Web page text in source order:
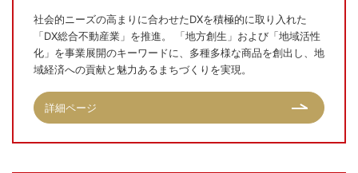
社会的ニーズの高まりに合わせたDXを積極的に取り入れた
「DX総合不動産業」を推進。 「地方創生」および「地域活性
化」を事業展開のキーワードに、多種多様な商品を創出し、地
域経済への貢献と魅力あるまちづくりを実現。
詳細ページ